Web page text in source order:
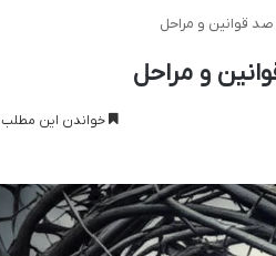
قوانین و مراحل
و مراحل
خواندن این مطلب 24 دقیقه زمان